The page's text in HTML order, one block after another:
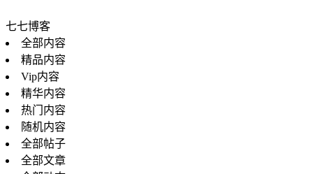
七七博客
全部内容
精品内容
Vip内容
精华内容
热门内容
随机内容
全部帖子
全部文章